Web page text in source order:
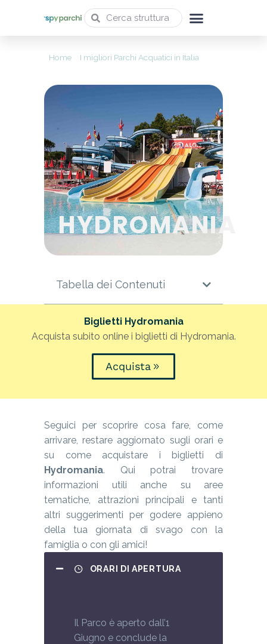
Home I migliori Parchi Acquatici in Italia
HYDROMANIA
Tabella dei Contenuti
Biglietti Hydromania
Acquista subito online i biglietti di Hydromania.
Acquista
Seguici per scoprire cosa fare, come
arrivare, restare aggiornato sugli orari e
su come acquistare i biglietti di
Hydromania. Qui potrai trovare
informazioni utili anche su aree
tematiche, attrazioni principali e tanti
altri suggerimenti per godere appieno
della tua giornata di svago con la
famiglia o con gli amici!
ORARI DI APERTURA
Il Parco è aperto dall’1
Giugno e conclude la